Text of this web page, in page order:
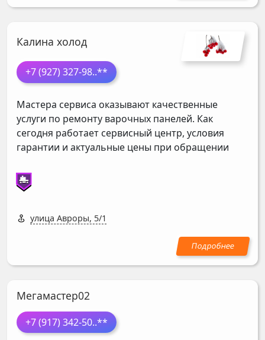
Калина холод
+7 (927) 327-98..**
Мастера сервиса оказывают качественные
услуги по ремонту варочных панелей. Как
сегодня работает сервисный центр, условия
гарантии и актуальные цены при обращении
улица Авроры, 5/1
Мегамастер02
+7 (917) 342-50..**